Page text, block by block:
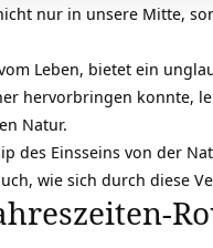
nur in unsere Mitte,
Leben, bietet ein
hervorbringen konnte,
Natur.
des Einsseins von der
wie sich durch diese